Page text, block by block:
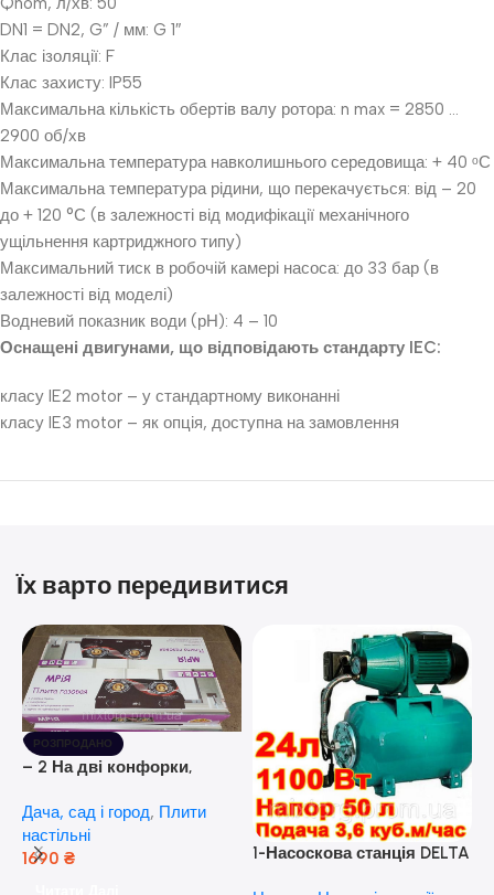
DN1 = DN2, G” / мм: G 1″
Клас ізоляції: F
Клас захисту: IP55
Максимальна кількість обертів валу ротора: n max = 2850 …
2900 об/хв
Максимальна температура навколишнього середовища: + 40 ᵒС
Максимальна температура рідини, що перекачується: від – 20
до + 120 °С (в залежності від модифікації механічного
ущільнення картриджного типу)
Максимальний тиск в робочій камері насоса: до 33 бар (в
залежності від моделі)
Водневий показник води (рН): 4 – 10
Оснащені двигунами, що відповідають стандарту IEC:
класу IE2 motor – у стандартному виконанні
класу IE3 motor – як опція, доступна на замовлення
Їх варто передивитися
РОЗПРОДАНО
– 2 На дві конфорки,
розпалюванням.
Дача, сад і город, Плити
настільні
1690 ₴
1-Насоскова станція DELTA